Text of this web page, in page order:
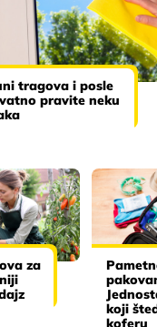
tragova i posle
pravite neku
za
koji
koferu